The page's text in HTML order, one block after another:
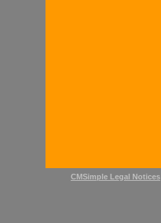
CMSimple Legal Notices